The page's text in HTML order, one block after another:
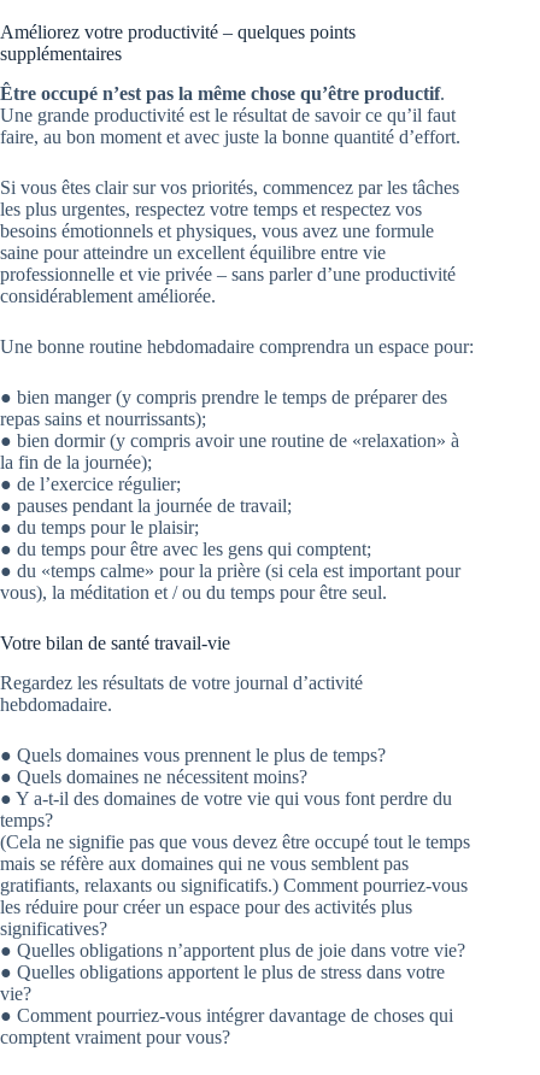
Améliorez votre productivité – quelques points
supplémentaires
Être occupé n’est pas la même chose qu’être productif.
Une grande productivité est le résultat de savoir ce qu’il faut
faire, au bon moment et avec juste la bonne quantité d’effort.
Si vous êtes clair sur vos priorités, commencez par les tâches
les plus urgentes, respectez votre temps et respectez vos
besoins émotionnels et physiques, vous avez une formule
saine pour atteindre un excellent équilibre entre vie
professionnelle et vie privée – sans parler d’une productivité
considérablement améliorée.
Une bonne routine hebdomadaire comprendra un espace pour:
● bien manger (y compris prendre le temps de préparer des
repas sains et nourrissants);
● bien dormir (y compris avoir une routine de «relaxation» à
la fin de la journée);
● de l’exercice régulier;
● pauses pendant la journée de travail;
● du temps pour le plaisir;
● du temps pour être avec les gens qui comptent;
● du «temps calme» pour la prière (si cela est important pour
vous), la méditation et / ou du temps pour être seul.
Votre bilan de santé travail-vie
Regardez les résultats de votre journal d’activité
hebdomadaire.
● Quels domaines vous prennent le plus de temps?
● Quels domaines ne nécessitent moins?
● Y a-t-il des domaines de votre vie qui vous font perdre du
temps?
(Cela ne signifie pas que vous devez être occupé tout le temps
mais se réfère aux domaines qui ne vous semblent pas
gratifiants, relaxants ou significatifs.) Comment pourriez-vous
les réduire pour créer un espace pour des activités plus
significatives?
● Quelles obligations n’apportent plus de joie dans votre vie?
● Quelles obligations apportent le plus de stress dans votre
vie?
● Comment pourriez-vous intégrer davantage de choses qui
comptent vraiment pour vous?